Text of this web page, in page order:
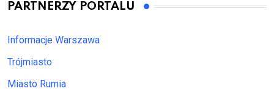
PARTNERZY PORTALU
Informacje Warszawa
Trójmiasto
Miasto Rumia